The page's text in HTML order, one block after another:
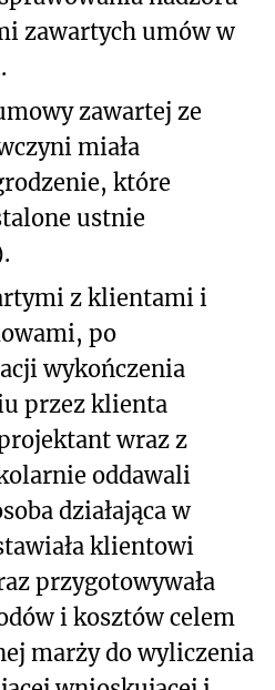
zawartych umów w
zawartej ze
miała
które
ustnie
z klientami i
po
wykończenia
przez klienta
wraz z
oddawali
działająca w
klientowi
przygotowywała
i kosztów celem
marży do wyliczenia